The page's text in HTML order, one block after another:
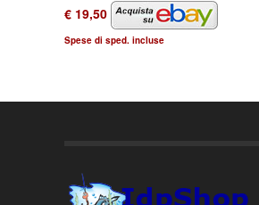
€ 19,50
Spese di sped. incluse